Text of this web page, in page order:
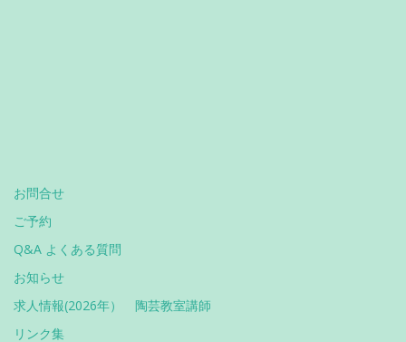
お問合せ
ご予約
Q&A よくある質問
お知らせ
求人情報(2026年） 陶芸教室講師
リンク集